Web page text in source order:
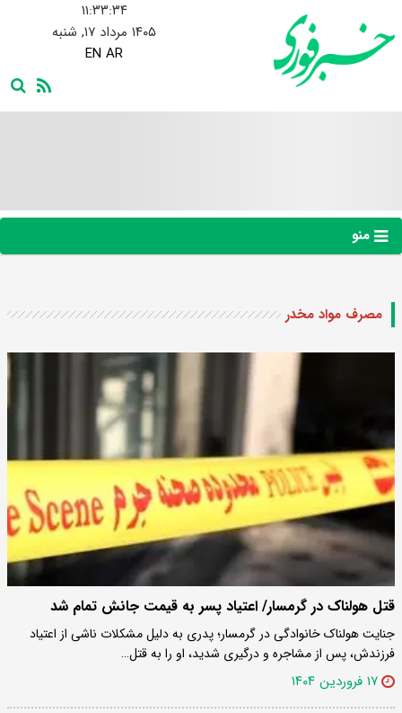
۱۱:۳۳:۳۵
۱۴۰۵ مرداد ۱۷, شنبه
EN AR
منو
مصرف مواد مخدر
قتل هولناک در گرمسار/ اعتیاد پسر به قیمت جانش تمام شد
جنایت هولناک خانوادگی در گرمسار؛ پدری به دلیل مشکلات ناشی از اعتیاد
فرزندش، پس از مشاجره و درگیری شدید، او را به قتل…
۱۷ فروردین ۱۴۰۴